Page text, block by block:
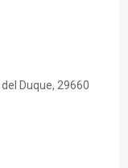
Duque, 29660